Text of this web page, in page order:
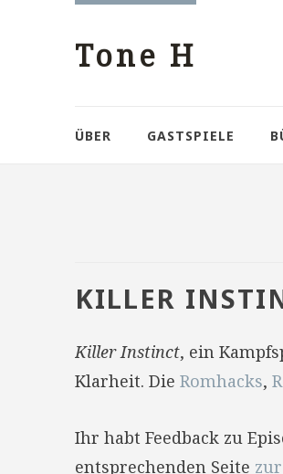
Tone H
ÜBER GASTSPIELE
KILLER
Killer Instinct, ein
Klarheit. Die Romhacks,
Ihr habt Feedback zu
entsprechenden Seite